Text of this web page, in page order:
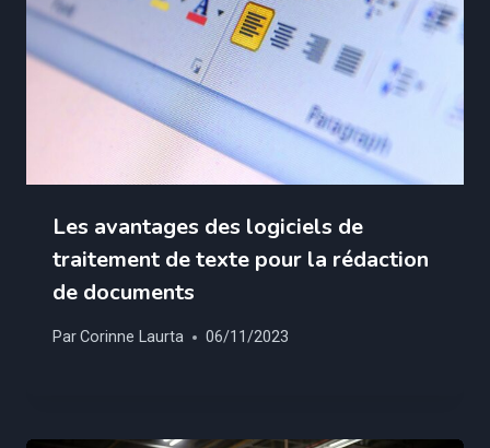
Les avantages des logiciels de
traitement de texte pour la rédaction
de documents
ParCorinne Laurta 06/11/2023